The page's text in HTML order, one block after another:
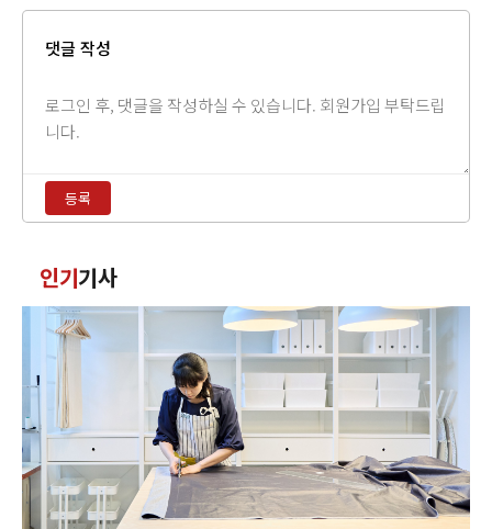
댓글 작성
력
등록
글
인기기사